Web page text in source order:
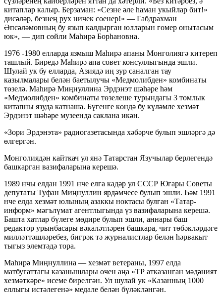
китаплар калыр. Берзаман: «Сезне әле һаман укыйлар бит!»
дисәләр, безнең рух ничек сөенер!» — Габдрахман
Әпсәләмовның бу язып калдырган юлларын гомер онытасым
юк», — дип сөйли Маһирә Борһановна.
1976 -1980 елларда язмыш Маһирә апаны Монголиягә китереп
ташлый. Биредә Маһирә апа совет консуллыгында эшли.
Шулай ук бу елларда, Азиядә иң зур саналган тау
казылмалары белән баетылучы «Медмолибден» комбинаты
төзелә. Маһирә Миңнуллина Эрдэнэт шәһәре һәм
«Медмолибден» комбинаты төзелеше турындагы 3 томлык
китапны язуда катнаша. Бүгенге көндә бу күләмле хезмәт
Эрдэнэт шәһәре музеенда саклана икән.
«Зори Эрдэнэта» радиогазетасында хәбәрче булып эшләргә дә
өлгергән.
Монголиядән кайткач ул янә Татарстан Язучылар берлегендә
башкарган вазифаларына керешә.
1989 нчы елдан 1991 нче елга кадәр ул СССР Югары Советы
депутаты Туфан Миңнуллин ярдәмчесе булып эшли. Һәм 1991
нче елда хезмәт юлының азаккы ноктасы булган «Татар-
информ» мәгълүмат агентлыгында үз вазифаларына керешә.
Башта хатлар бүлеге мөдире булып эшли, аннары баш
редактор урынбасары вәкаләтләрен башкара, чит төбәкләрдәге
милләттәшләребез, бигрәк тә журналистлар белән һәрвакыт
тыгыз элемтәдә тора.
Маһирә Миңнуллина — хезмәт ветераны, 1997 елда
матбугаттагы казанышлары өчен аңа «ТР атказанган мәдәният
хезмәткәре» исеме бирелгән. Ул шулай ук «Казанның 1000
еллыгы истәлегенә» медале белән бүләкләнгән.